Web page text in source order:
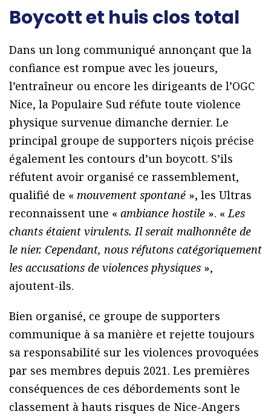
Boycott et huis clos total
Dans un long communiqué annonçant que la
confiance est rompue avec les joueurs,
l’entraîneur ou encore les dirigeants de l’OGC
Nice, la Populaire Sud réfute toute violence
physique survenue dimanche dernier. Le
principal groupe de supporters niçois précise
également les contours d’un boycott. S’ils
réfutent avoir organisé ce rassemblement,
qualifié de « mouvement spontané », les Ultras
reconnaissent une « ambiance hostile ». «Les
chants étaient virulents. Il serait malhonnête de
le nier. Cependant, nous réfutons catégoriquement
les accusations de violences physiques »,
ajoutent-ils.
Bien organisé, ce groupe de supporters
communique à sa manière et rejette toujours
sa responsabilité sur les violences provoquées
par ses membres depuis 2021. Les premières
conséquences de ces débordements sont le
classement à hauts risques de Nice-Angers